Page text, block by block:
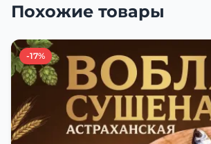
Похожие товары
-17%